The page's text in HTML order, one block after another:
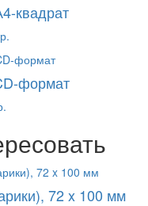
квадрат
формат
72 x 100 мм